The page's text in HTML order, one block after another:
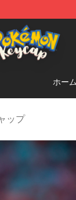
Store of
ホーム
ップ